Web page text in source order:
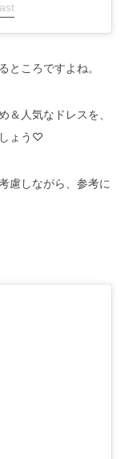
ところですよね。
人気なドレスを、
ょう♡
慮しながら、参考に